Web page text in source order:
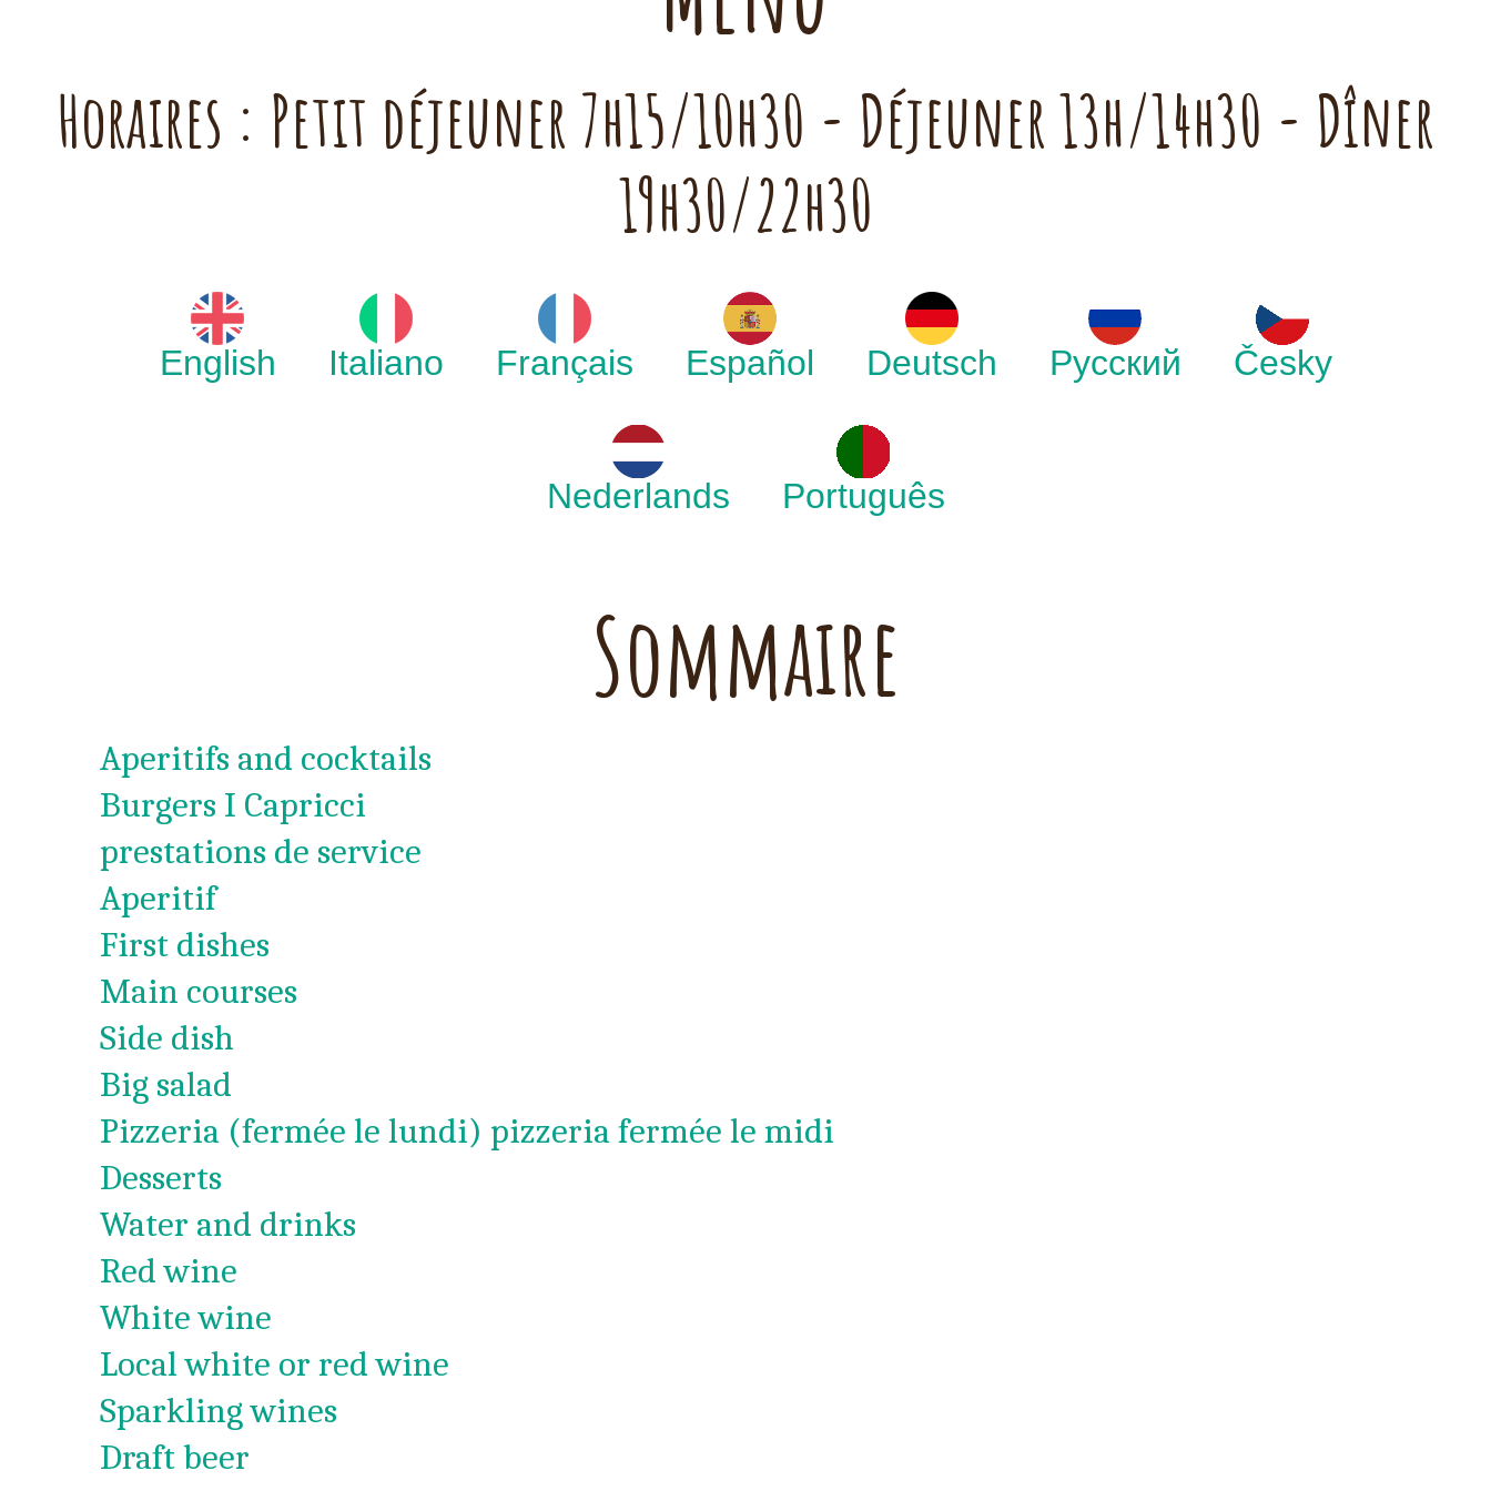
Horaires : Petit déjeuner 7h15/10h30 - Déjeuner 13h/14h30 - Dîner
19h30/22h30
English Italiano Français Español Deutsch Русский Česky
Nederlands Português
Sommaire
Aperitifs and cocktails
Burgers I Capricci
prestations de service
Aperitif
First dishes
Main courses
Side dish
Big salad
Pizzeria (fermée le lundi) pizzeria fermée le midi
Desserts
Water and drinks
Red wine
White wine
Local white or red wine
Sparkling wines
Draft beer